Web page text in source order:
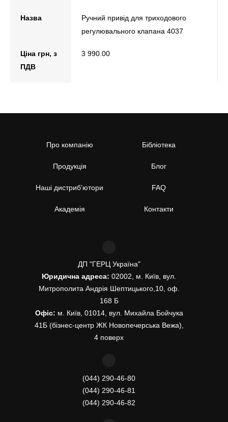
Назва
Ручний привід для триходового
регулювального клапана 4037
Ціна грн, з
ПДВ
3 990.00
Про компанію
Продукція
Наші дистриб’ютори
Академія
Бібліотека
Блог
FAQ
Контакти
ДП "ГЕРЦ Україна"
Юридична адреса: 02002, м. Київ, вул.
Митрополита Андрія Шептицького,10, оф.
168 Б
Офіс: м. Київ, 01014, вул. Михайла Бойчука
41Б (бізнес-центр ЖК Новопечерська Вежа),
4 поверх
(044) 290-46-80
(044) 290-46-81
(044) 290-46-82